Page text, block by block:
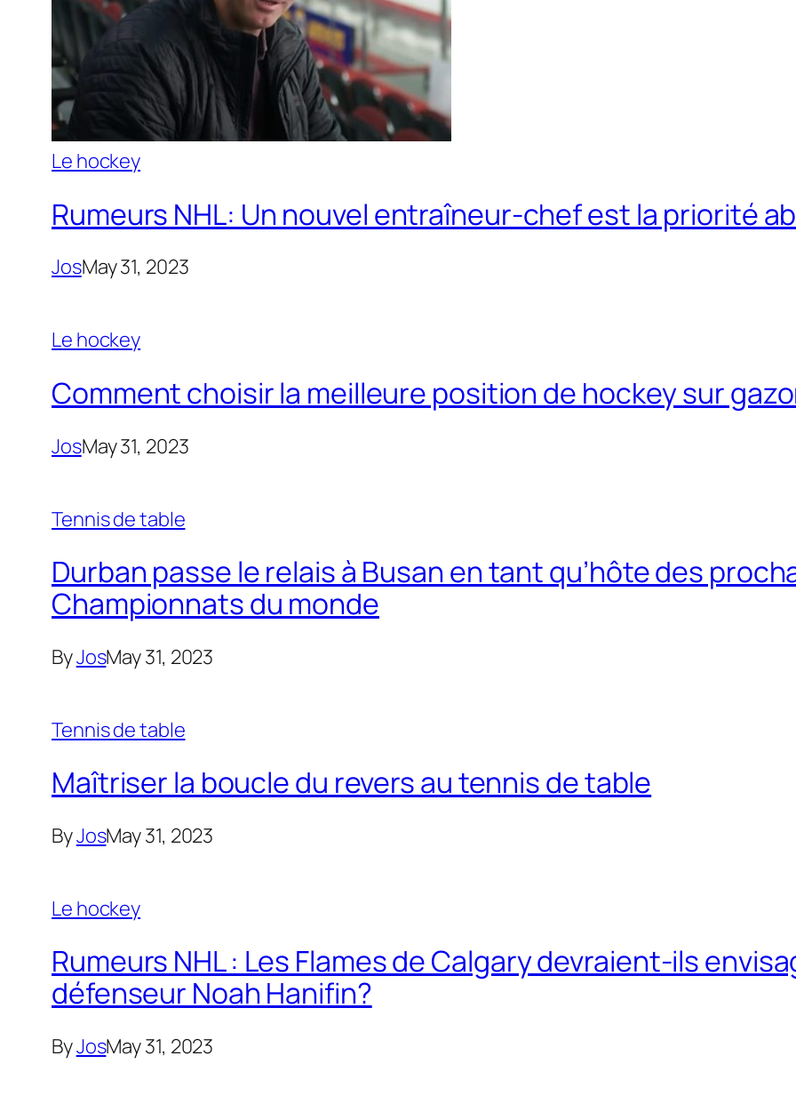
Le hockey
Rumeurs NHL: Un nouvel entraîneur-chef est la priorité
JosMay 31, 2023
Le hockey
Comment choisir la meilleure position de hockey sur
JosMay 31, 2023
Tennis de table
Durban passe le relais à Busan en tant qu’hôte des
Championnats du monde
ByJosMay 31, 2023
Tennis de table
Maîtriser la boucle du revers au tennis de table
ByJosMay 31, 2023
Le hockey
Rumeurs NHL : Les Flames de Calgary devraient-ils
défenseur Noah Hanifin?
ByJosMay 31, 2023